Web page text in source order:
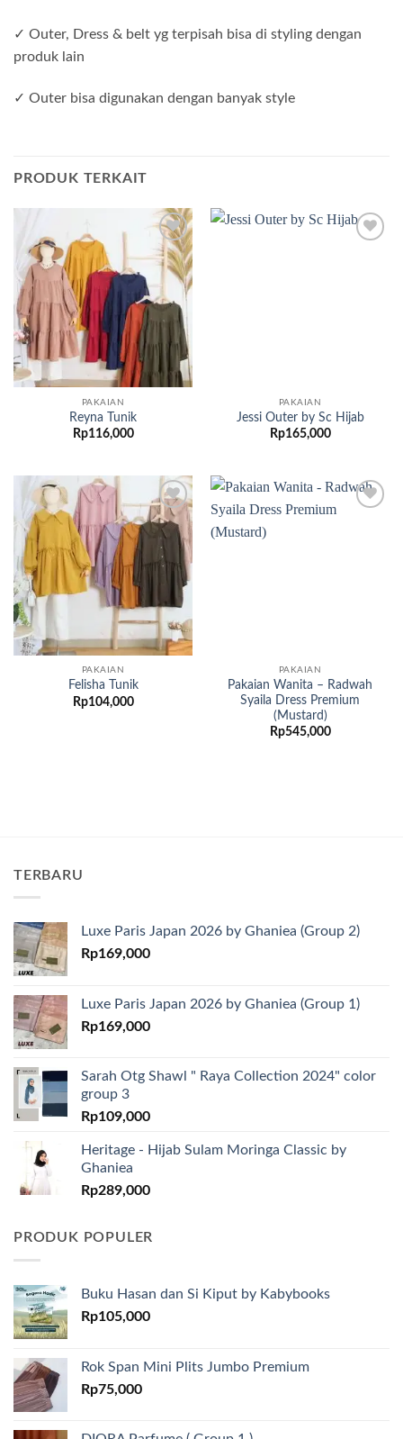
✓ Outer, Dress & belt yg terpisah bisa di styling dengan
produk lain
✓ Outer bisa digunakan dengan banyak style
PRODUK TERKAIT
Add to
wishlist
PAKAIAN
Reyna Tunik
Rp116,000
PAKAIAN
Jessi Outer by Sc Hijab
Rp165,000
Add to
wishlist
PAKAIAN
Felisha Tunik
Rp104,000
PAKAIAN
Pakaian Wanita – Radwah
Syaila Dress Premium
(Mustard)
Rp545,000
TERBARU
Luxe Paris Japan 2026 by Ghaniea (Group 2)
Rp169,000
Luxe Paris Japan 2026 by Ghaniea (Group 1)
Rp169,000
Sarah Otg Shawl " Raya Collection 2024" color
group 3
Rp109,000
Heritage - Hijab Sulam Moringa Classic by
Ghaniea
Rp289,000
PRODUK POPULER
Buku Hasan dan Si Kiput by Kabybooks
Rp105,000
Rok Span Mini Plits Jumbo Premium
Rp75,000